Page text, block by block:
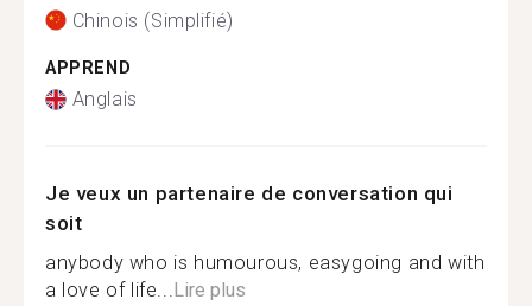
Chinois (Simplifié)
APPREND
Anglais
Je veux un partenaire de conversation qui
soit
anybody who is humourous, easygoing and with
a love of life...Lire plus